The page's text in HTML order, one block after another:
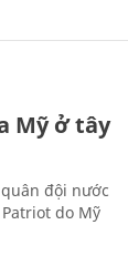
Mỹ ở tây
đội nước
do Mỹ